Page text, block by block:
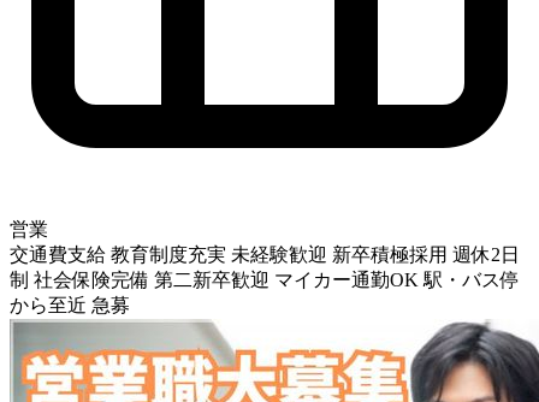
営業
交通費支給 教育制度充実 未経験歓迎 新卒積極採用 週休2日
制 社会保険完備 第二新卒歓迎 マイカー通勤OK 駅・バス停
から至近 急募